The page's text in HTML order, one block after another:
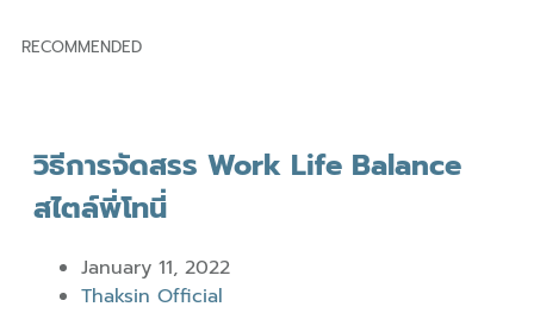
RECOMMENDED
วิธีการจัดสรร Work Life Balance
สไตล์พี่โทนี่
January 11, 2022
Thaksin Official